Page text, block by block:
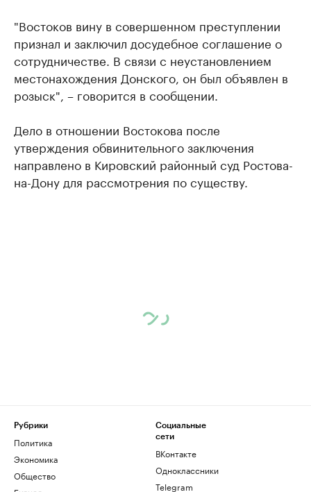
"Востоков вину в совершенном преступлении
признал и заключил досудебное соглашение о
сотрудничестве. В связи с неустановлением
местонахождения Донского, он был объявлен в
розыск", – говорится в сообщении.
Дело в отношении Востокова после
утверждения обвинительного заключения
направлено в Кировский районный суд Ростова-
на-Дону для рассмотрения по существу.
Рубрики
Политика
Экономика
Общество
Социальные
сети
ВКонтакте
Одноклассники
Telegram